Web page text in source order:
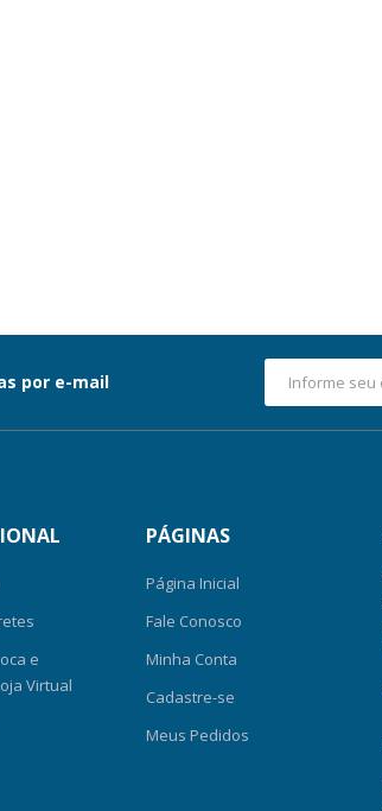
por e-mail
e
Virtual
PÁGINAS
Página Inicial
Fale Conosco
Minha Conta
Cadastre-se
Meus Pedidos